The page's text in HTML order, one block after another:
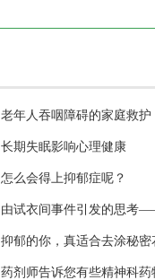
老年人吞咽障碍的家庭救护
长期失眠影响心理健康
怎么会得上抑郁症呢？
由试衣间事件引发的思考
抑郁的你，真适合去涂秘密
药剂师告诉您有些精神科药